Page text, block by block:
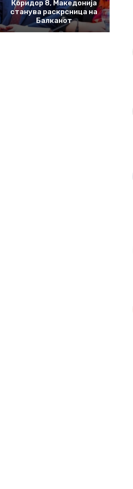
Коридор 8, Македонија
станува раскрсница на
Балканот